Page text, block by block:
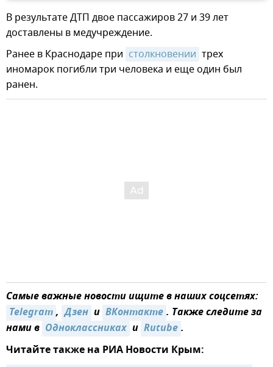
В результате ДТП двое пассажиров 27 и 39 лет
доставлены в медучреждение.
Ранее в Краснодаре при столкновении трех
иномарок погибли три человека и еще один был
ранен.
Самые важные новости ищите в наших соцсетях:
Telegram, Дзен и ВКонтакте. Также следите за
нами в Одноклассниках и Rutube.
Читайте также на РИА Новости Крым: